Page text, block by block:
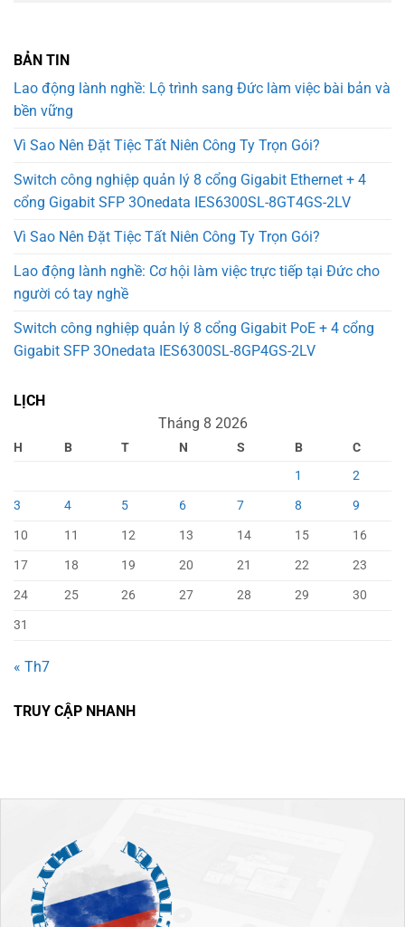
BẢN TIN
Lao động lành nghề: Lộ trình sang Đức làm việc bài bản và
bền vững
Vì Sao Nên Đặt Tiệc Tất Niên Công Ty Trọn Gói?
Switch công nghiệp quản lý 8 cổng Gigabit Ethernet + 4
cổng Gigabit SFP 3Onedata IES6300SL-8GT4GS-2LV
Vì Sao Nên Đặt Tiệc Tất Niên Công Ty Trọn Gói?
Lao động lành nghề: Cơ hội làm việc trực tiếp tại Đức cho
người có tay nghề
Switch công nghiệp quản lý 8 cổng Gigabit PoE + 4 cổng
Gigabit SFP 3Onedata IES6300SL-8GP4GS-2LV
LỊCH
Tháng 8 2026
H B T N S B
C
1
2
3
4 5 6 7 8
9
10
11 12 13 14 15
16
17
18 19 20 21 22
23
24
25 26 27 28 29
30
31
« Th7
TRUY CẬP NHANH